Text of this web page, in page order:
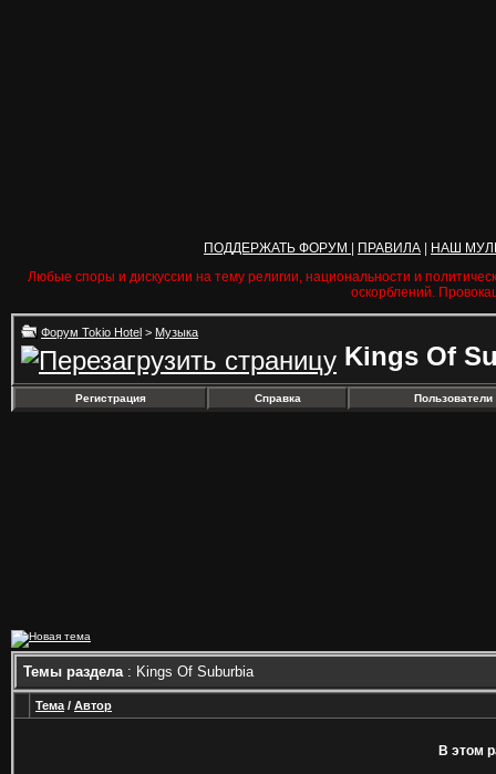
ПОДДЕРЖАТЬ ФОРУМ ПРАВИЛА
НАШ
Любые споры и дискуссии на тему религии, национальности и
оскорблений.
Форум Tokio Hotel > Музыка
Kings Of
Регистрация Справка Пользователи
Темы раздела: Kings Of Suburbia
Тема / Автор
В этом